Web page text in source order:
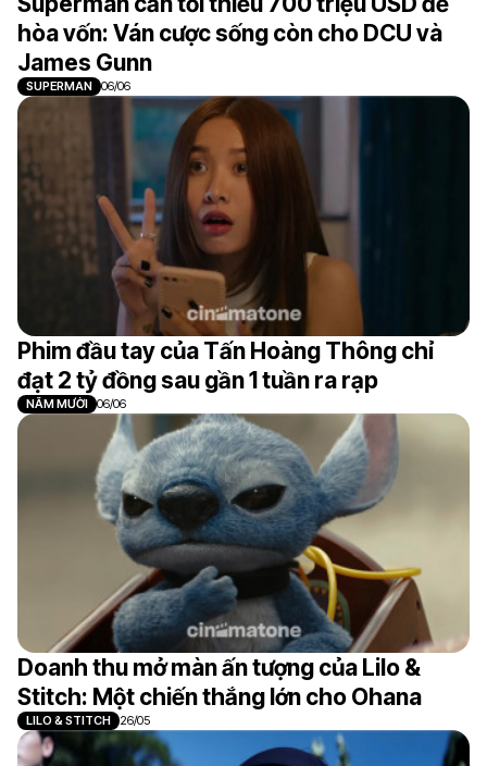
hòa vốn: Ván cược sống còn cho DCU và
James Gunn
SUPERMAN 06/06
Phim đầu tay của Tấn Hoàng Thông chỉ
đạt 2 tỷ đồng sau gần 1 tuần ra rạp
NĂM MƯỜI 06/06
Doanh thu mở màn ấn tượng của Lilo &
Stitch: Một chiến thắng lớn cho Ohana
LILO & STITCH 26/05